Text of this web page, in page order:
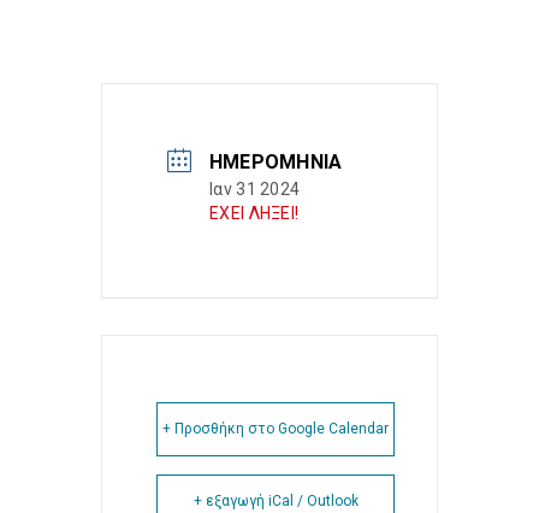
ΗΜΕΡΟΜΗΝΊΑ
Ιαν 31 2024
ΕΧΕΙ ΛΗΞΕΙ!
+ Προσθήκη στο Google Calendar
+ εξαγωγή iCal / Outlook